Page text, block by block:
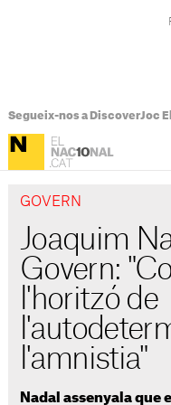
Segueix-nos a DiscoverJoc
GOVERN
Joaquim
Govern:
l'horitzó de
l'amnistia"
Nadal assenyala que